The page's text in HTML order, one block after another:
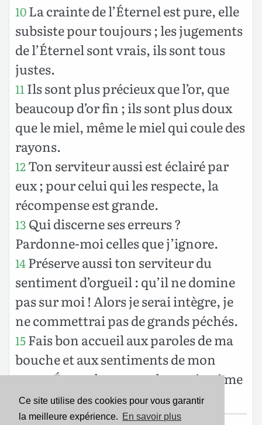
Ce site utilise des cookies pour vous garantir
la meilleure expérience. En savoir plus
10La crainte de l’Éternel est pure, elle
subsiste pour toujours ; les jugements
de l’Éternel sont vrais, ils sont tous
justes.
11 Ils sont plus précieux que l’or, que
beaucoup d’or fin ; ils sont plus doux
que le miel, même le miel qui coule des
rayons.
12Ton serviteur aussi est éclairé par
eux ; pour celui qui les respecte, la
récompense est grande.
13 Qui discerne ses erreurs ?
Pardonne-moi celles que j’ignore.
14Préserve aussi ton serviteur du
sentiment d’orgueil : qu’il ne domine
pas sur moi ! Alors je serai intègre, je
ne commettrai pas de grands péchés.
15Fais bon accueil aux paroles de ma
bouche et aux sentiments de mon
cœur, Éternel, mon rocher, toi qui me
rachètes !